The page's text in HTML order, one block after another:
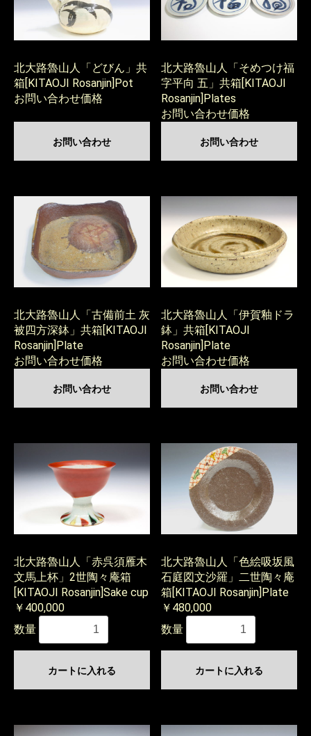
北大路魯山人「どびん」共
箱[KITAOJI Rosanjin]Pot
お問い合わせ価格
お問い合わせ
北大路魯山人「そめつけ福
字平向 五」共箱[KITAOJI
Rosanjin]Plates
お問い合わせ価格
お問い合わせ
北大路魯山人「古備前土 灰
被四方深鉢」共箱[KITAOJI
Rosanjin]Plate
お問い合わせ価格
お問い合わせ
北大路魯山人「伊賀釉ドラ
鉢」共箱[KITAOJI
Rosanjin]Plate
お問い合わせ価格
お問い合わせ
北大路魯山人「赤呉須雁木
文馬上杯」2世陶々庵箱
[KITAOJI Rosanjin]Sake cup
￥400,000
数量
カートに入れる
北大路魯山人「色絵吸坂風
石庭図文沙羅」二世陶々庵
箱[KITAOJI Rosanjin]Plate
￥480,000
数量
カートに入れる